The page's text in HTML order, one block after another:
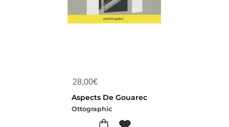
28,00€
Aspects De Gouarec
Ottographic